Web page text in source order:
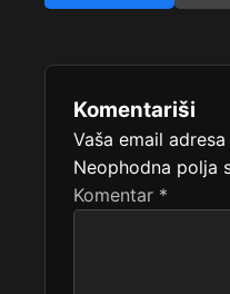
Komentariši
Vaša email
Neophodna polja
Komentar *